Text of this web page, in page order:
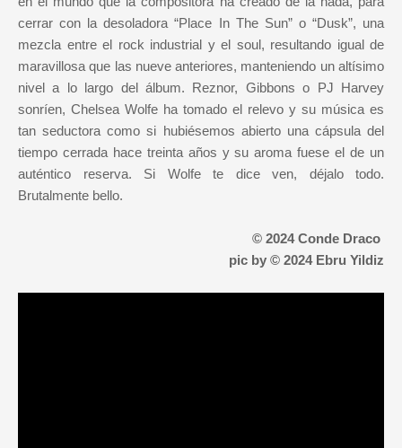
cerrar con la desoladora “Place In The Sun” o “Dusk”, una
mezcla entre el rock industrial y el soul, resultando igual de
maravillosa que las nueve anteriores, manteniendo un altísimo
nivel a lo largo del álbum. Reznor, Gibbons o PJ Harvey
sonríen, Chelsea Wolfe ha tomado el relevo y su música es
tan seductora como si hubiésemos abierto una cápsula del
tiempo cerrada hace treinta años y su aroma fuese el de un
auténtico reserva. Si Wolfe te dice ven, déjalo todo.
Brutalmente bello.
© 2024 Conde Draco
pic by © 2024 Ebru Yildiz